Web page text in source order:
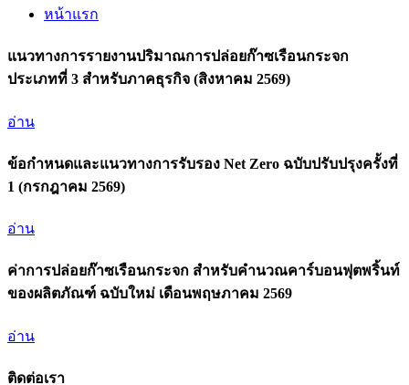
หน้าแรก
แนวทางการรายงานปริมาณการปล่อยก๊าซเรือนกระจก
ประเภทที่ 3 สำหรับภาคธุรกิจ (สิงหาคม 2569)
อ่าน
ข้อกำหนดและแนวทางการรับรอง Net Zero ฉบับปรับปรุงครั้งที่
1 (กรกฎาคม 2569)
อ่าน
ค่าการปล่อยก๊าซเรือนกระจก สำหรับคำนวณคาร์บอนฟุตพริ้นท์
ของผลิตภัณฑ์ ฉบับใหม่ เดือนพฤษภาคม 2569
อ่าน
ติดต่อเรา